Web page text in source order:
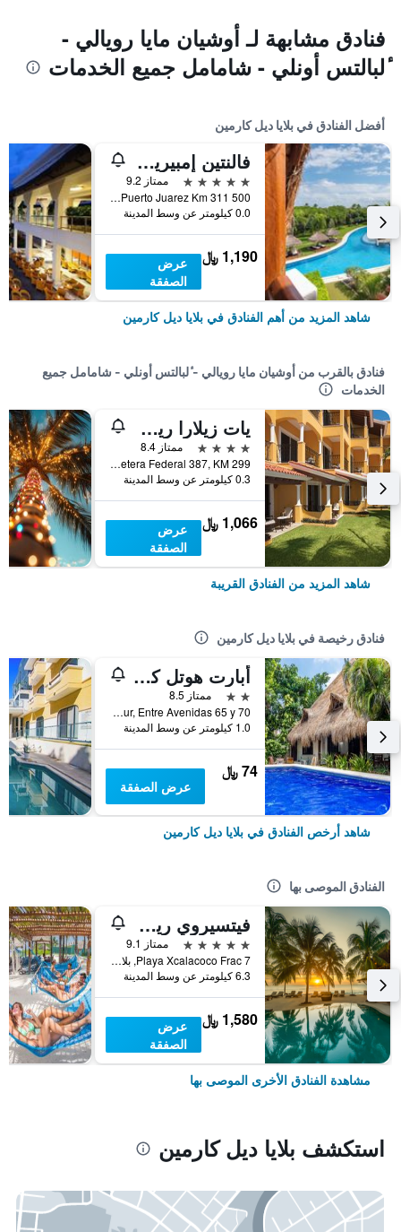
فنادق مشابهة لـ أوشيان مايا رويالي -
ٔلبالتس أونلي - شامامل جميع الخدمات
أفضل الفنادق في بلايا ديل كارمين
فالنتين إمبيريال ريفيرا مايب -ر ومل جميع كلسدفات - لبالغين فقط
5 نجوم
ممتاز 9.2
Carretera Federal 307 Chetumal Puerto Juarez Km 311 500, بلايا ديل كارمين, ولاية كينتانا رو, المكسيك
0.0 كيلومتر عن وسط المدينة
1,190 ﷼
عرض
الصفقة
شاهد المزيد من أهم الفنادق في بلايا ديل كارمين
فنادق بالقرب من أوشيان مايا رويالي - ٔلبالتس أونلي - شامامل جميع
الخدمات
يات زيلارا ريفييرا مايا أدالتس أونل ن ر ومل جميع كلخدمات
4 نجوم
ممتاز 8.4
Carretera Federal 387, KM 299, بلايا ديل كارمين, ولاية كينتانا رو, المكسيك
0.3 كيلومتر عن وسط المدينة
1,066 ﷼
عرض
الصفقة
شاهد المزيد من الفنادق القريبة
فنادق رخيصة في بلايا ديل كارمين
أبارت هوتل كاسايجيدو
2 نجمتين
ممتاز 8.5
Calle 3 Sur, Entre Avenidas 65 y 70, بلايا ديل كارمين, ولاية كينتانا رو, المكسيك
1.0 كيلومتر عن وسط المدينة
74 ﷼
عرض الصفقة
شاهد أرخص الفنادق في بلايا ديل كارمين
الفنادق الموصى بها
فيتسيروي ريفييرا مايا، أيه لاكشري فيلا ريزورت - لبالغين فقط
5 نجوم
ممتاز 9.1
Playa Xcalacoco Frac 7, بلايا ديل كارمين, ولاية كينتانا رو, المكسيك
6.3 كيلومتر عن وسط المدينة
1,580 ﷼
عرض
الصفقة
مشاهدة الفنادق الأخرى الموصى بها
استكشف بلايا ديل كارمين